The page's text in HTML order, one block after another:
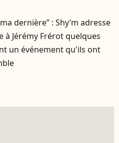
dernière” : Shy’m adresse
à Jérémy Frérot quelques
un événement qu'ils ont